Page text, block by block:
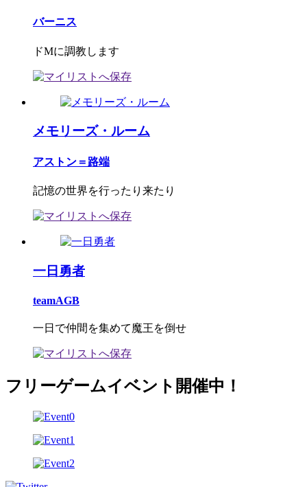
バーニス
ドMに調教します
メモリーズ・ルーム
アストン＝路端
記憶の世界を行ったり来たり
一日勇者
teamAGB
一日で仲間を集めて魔王を倒せ
フリーゲームイベント開催中！